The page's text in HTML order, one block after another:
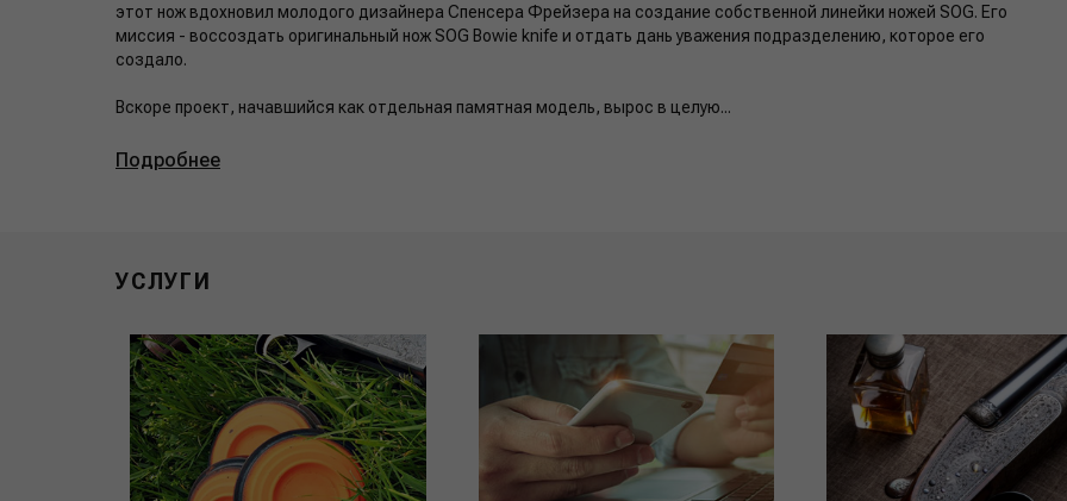
этот нож вдохновил молодого дизайнера Спенсера Фрейзера на создание собственной линейки ножей SOG. Его
миссия - воссоздать оригинальный нож SOG Bowie knife и отдать дань уважения подразделению, которое его
создало.
Вскоре проект, начавшийся как отдельная памятная модель, вырос в целую...
Подробнее
УСЛУГИ